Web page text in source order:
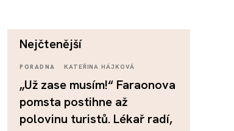
nejčtenější
PORADNA KATEŘINA HÁJKOVÁ
„Už zase musím!“ Faraonova
pomsta postihne až
polovinu turistů. Lékař radí,